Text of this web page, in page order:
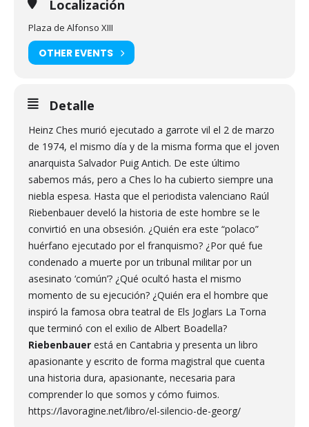
Localización
Plaza de Alfonso XIII
OTHER EVENTS
Detalle
Heinz Ches murió ejecutado a garrote vil el 2 de marzo
de 1974, el mismo día y de la misma forma que el joven
anarquista Salvador Puig Antich. De este último
sabemos más, pero a Ches lo ha cubierto siempre una
niebla espesa. Hasta que el periodista valenciano Raúl
Riebenbauer develó la historia de este hombre se le
convirtió en una obsesión. ¿Quién era este “polaco”
huérfano ejecutado por el franquismo? ¿Por qué fue
condenado a muerte por un tribunal militar por un
asesinato ‘común’? ¿Qué ocultó hasta el mismo
momento de su ejecución? ¿Quién era el hombre que
inspiró la famosa obra teatral de Els Joglars La Torna
que terminó con el exilio de Albert Boadella?
Riebenbauer está en Cantabria y presenta un libro
apasionante y escrito de forma magistral que cuenta
una historia dura, apasionante, necesaria para
comprender lo que somos y cómo fuimos.
https://lavoragine.net/libro/el-silencio-de-georg/